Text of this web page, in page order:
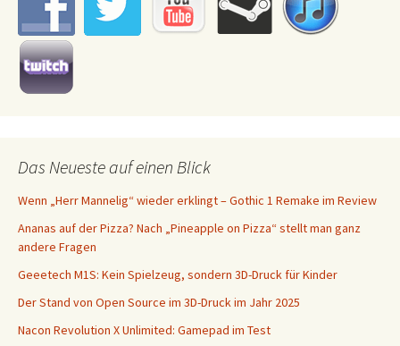
Das Neueste auf einen Blick
Wenn „Herr Mannelig“ wieder erklingt – Gothic 1 Remake im Review
Ananas auf der Pizza? Nach „Pineapple on Pizza“ stellt man ganz
andere Fragen
Geeetech M1S: Kein Spielzeug, sondern 3D-Druck für Kinder
Der Stand von Open Source im 3D-Druck im Jahr 2025
Nacon Revolution X Unlimited: Gamepad im Test